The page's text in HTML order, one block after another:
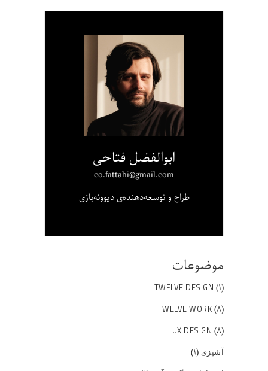
ابوالفضل فتاحی
co.fattahi@gmail.com
طراح و توسعه‌دهنده‌ی دیوونه‌بازی
موضوعات
TWELVE DESIGN (۱)
TWELVE WORK (۸)
UX DESIGN (۸)
آشپزی (۱)